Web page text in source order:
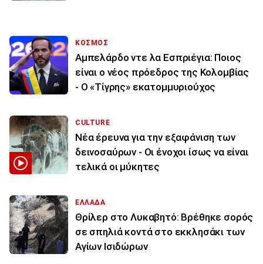
ΚΟΣΜΟΣ
Αμπελάρδο ντε λα Εσπριέγια: Ποιος
είναι ο νέος πρόεδρος της Κολομβίας
- Ο «Τίγρης» εκατομμυριούχος
CULTURE
Νέα έρευνα για την εξαφάνιση των
δεινοσαύρων - Οι ένοχοι ίσως να είναι
τελικά οι μύκητες
ΕΛΛΑΔΑ
Θρίλερ στο Λυκαβητό: Βρέθηκε σορός
σε σπηλιά κοντά στο εκκλησάκι των
Αγίων Ισιδώρων